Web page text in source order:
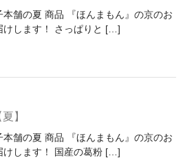
本舗の夏 商品 『ほんまもん』の京のお
けします！ さっぱりと […]
】
本舗の夏 商品 『ほんまもん』の京のお
けします！ 国産の葛粉 […]